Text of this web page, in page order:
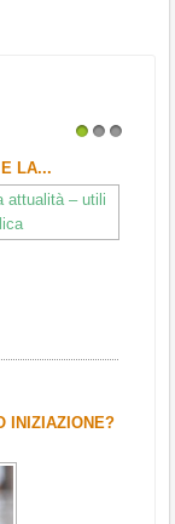
LA...
INIZIAZIONE?